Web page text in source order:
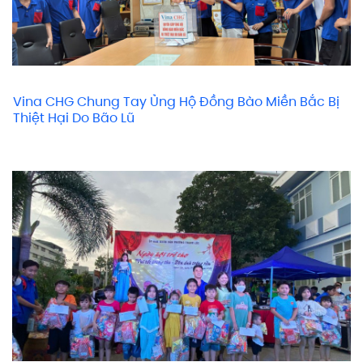
Vina CHG Chung Tay Ủng Hộ Đồng Bào Miền Bắc Bị
Thiệt Hại Do Bão Lũ